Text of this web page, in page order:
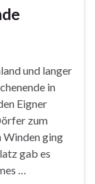
und langer
in
Eigner
zum
Winden ging
gab es
…